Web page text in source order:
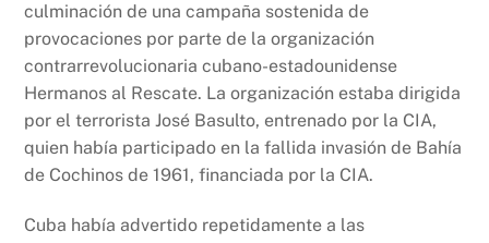
culminación de una campaña sostenida de
provocaciones por parte de la organización
contrarrevolucionaria cubano-estadounidense
Hermanos al Rescate. La organización estaba dirigida
por el terrorista José Basulto, entrenado por la CIA,
quien había participado en la fallida invasión de Bahía
de Cochinos de 1961, financiada por la CIA.
Cuba había advertido repetidamente a las